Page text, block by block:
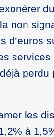
non
d’euros
perdu
les
à